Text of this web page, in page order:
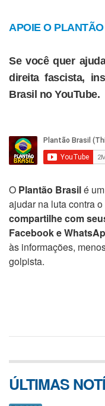
APOIE O
Se você quer
direita fascista,
Brasil no YouTube.
O Plantão Brasilé
ajudar na luta contra
compartilhe com
Facebook e
às informações,
golpista.
ÚLTIMAS